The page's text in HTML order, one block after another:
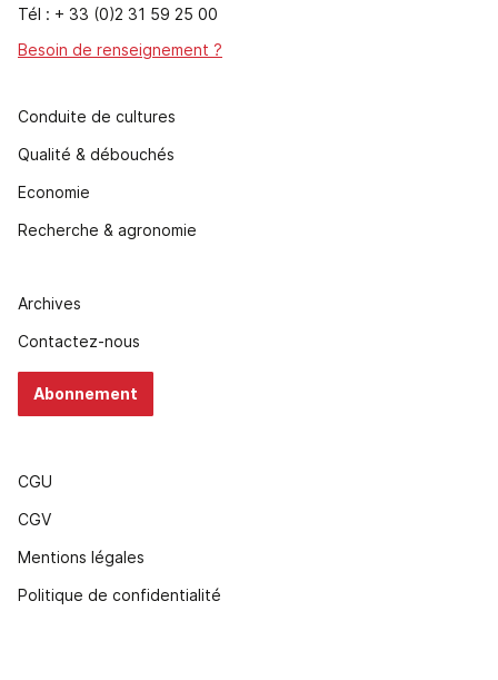
Tél : + 33 (0)2 31 59 25 00
Besoin de renseignement ?
Conduite de cultures
Qualité & débouchés
Economie
Recherche & agronomie
Archives
Contactez-nous
Abonnement
CGU
CGV
Mentions légales
Politique de confidentialité